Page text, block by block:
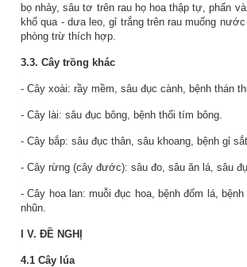
bọ nhảy, sâu tơ trên rau họ hoa thập tự, phấn
khổ qua - dưa leo, gỉ trắng trên rau muống
phòng trừ thích hợp.
3.3. Cây trồng khác
- Cây xoài: rầy mềm, sâu đục cành, bệnh thán
- Cây lài: sâu đục bông, bệnh thối tím bông.
- Cây bắp: sâu đục thân, sâu khoang, bệnh gỉ
- Cây rừng (cây đước): sâu đo, sâu ăn lá, sâu
- Cây hoa lan: muỗi đục hoa, bệnh đốm lá,
nhũn.
I V. ĐỀ NGHỊ
4.1 Cây lúa